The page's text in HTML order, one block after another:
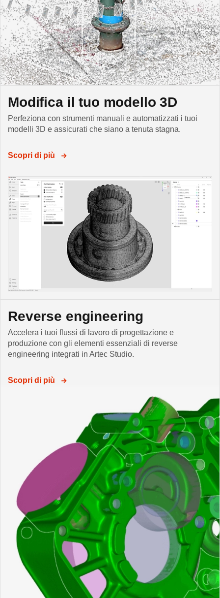
Modifica il tuo modello 3D
Perfeziona con strumenti manuali e automatizzati i tuoi
modelli 3D e assicurati che siano a tenuta stagna.
Scopri di più
Reverse engineering
Accelera i tuoi flussi di lavoro di progettazione e
produzione con gli elementi essenziali di reverse
engineering integrati in Artec Studio.
Scopri di più